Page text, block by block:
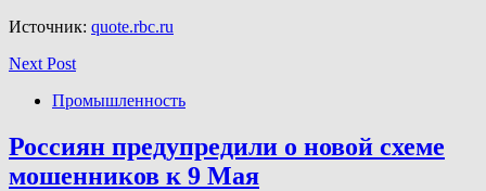
Источник: quote.rbc.ru
Next Post
Промышленность
Россиян предупредили о новой схеме
мошенников к 9 Мая